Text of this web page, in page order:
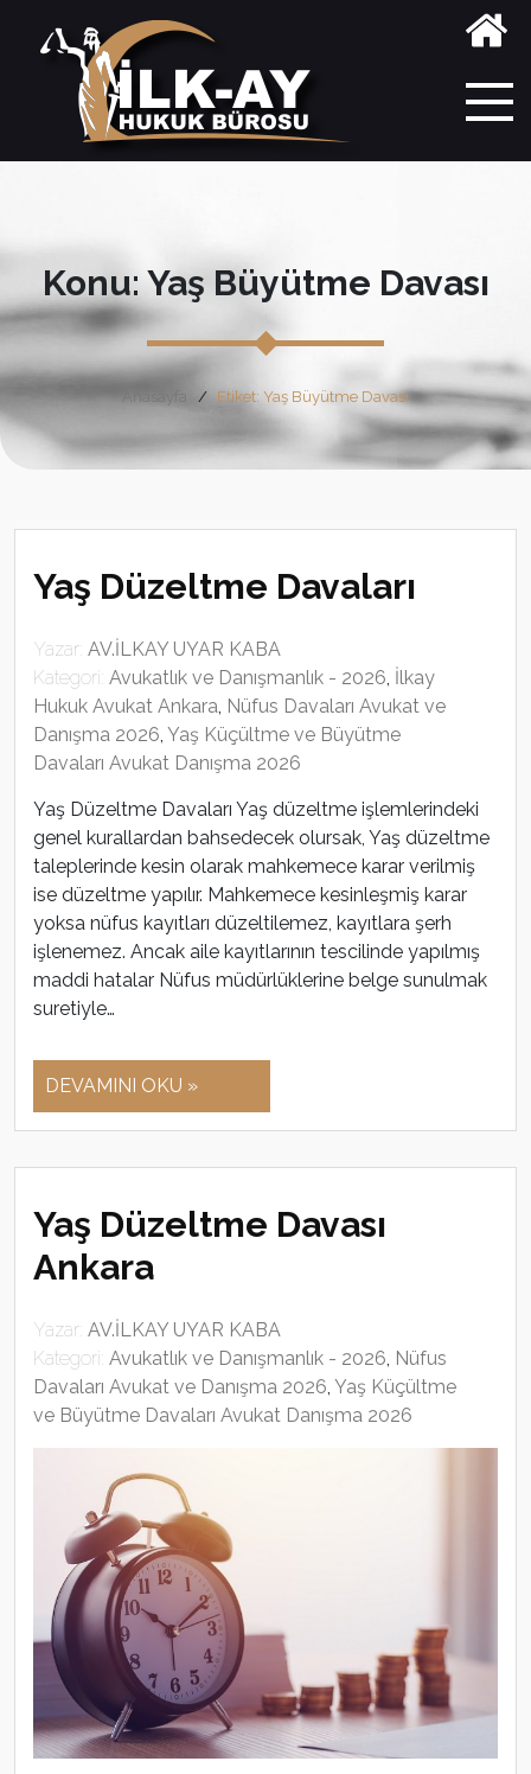
Konu: Yaş Büyütme Davası
Etiket: Yaş Büyütme Davası
Yaş Düzeltme Davaları
Yazar: AV.İLKAY UYAR KABA
Kategori: Avukatlık ve Danışmanlık - 2026, İlkay
Hukuk Avukat Ankara, Nüfus Davaları Avukat ve
Danışma 2026, Yaş Küçültme ve Büyütme
Davaları Avukat Danışma 2026
Yaş Düzeltme Davaları Yaş düzeltme işlemlerindeki
genel kurallardan bahsedecek olursak, Yaş düzeltme
taleplerinde kesin olarak mahkemece karar verilmiş
ise düzeltme yapılır. Mahkemece kesinleşmiş karar
yoksa nüfus kayıtları düzeltilemez, kayıtlara şerh
işlenemez. Ancak aile kayıtlarının tescilinde yapılmış
maddi hatalar Nüfus müdürlüklerine belge sunulmak
suretiyle…
DEVAMINI OKU »
Yaş Düzeltme Davası
Ankara
Yazar: AV.İLKAY UYAR KABA
Kategori: Avukatlık ve Danışmanlık - 2026, Nüfus
Davaları Avukat ve Danışma 2026, Yaş Küçültme
ve Büyütme Davaları Avukat Danışma 2026